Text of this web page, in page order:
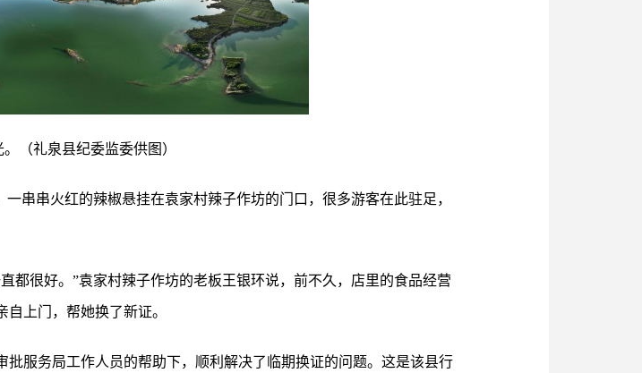
（礼泉县纪委监委供图）
串串火红的辣椒悬挂在袁家村辣子作坊的门口，很多游客在此驻足，
都很好。”袁家村辣子作坊的老板王银环说，前不久，店里的食品经营
上门，帮她换了新证。
服务局工作人员的帮助下，顺利解决了临期换证的问题。这是该县行